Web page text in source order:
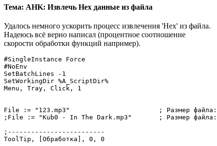
Тема: AHK: Извлечь Hex данные из файла
Удалось немного ускорить процесс извлечения 'Hex' из файла.
Надеюсь всё верно написал (процентное соотношение
скорости обработки функций например).
#SingleInstance Force
#NoEnv
SetBatchLines -1
SetWorkingDir %A_ScriptDir%
Menu, Tray, Click, 1
File := "123.mp3"			; Размер файла:	1.87 Мб.
;File := "Kub0 - In The Dark.mp3"	; Размер файла:	10.1 Мб.
;-------------------------
ToolTip, [Обработка], 0, 0